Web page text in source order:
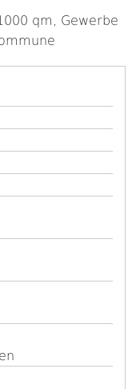
qm, Gewerbe